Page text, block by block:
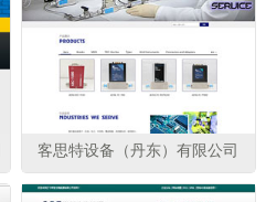
客思特设备（丹东）有限公司